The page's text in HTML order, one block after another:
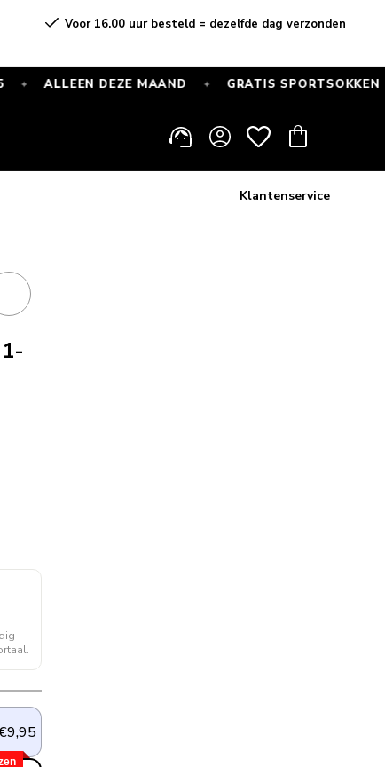
Voor 16.00 uur besteld = dezelfde dag verzonden
ALLEEN DEZE MAAND ✦ GRATIS SPORTSOKKEN BIJ
Inloggen Winkelwagen
Klantenservice